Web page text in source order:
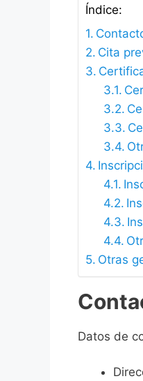
Índice:
Cita
Otras
Datos de